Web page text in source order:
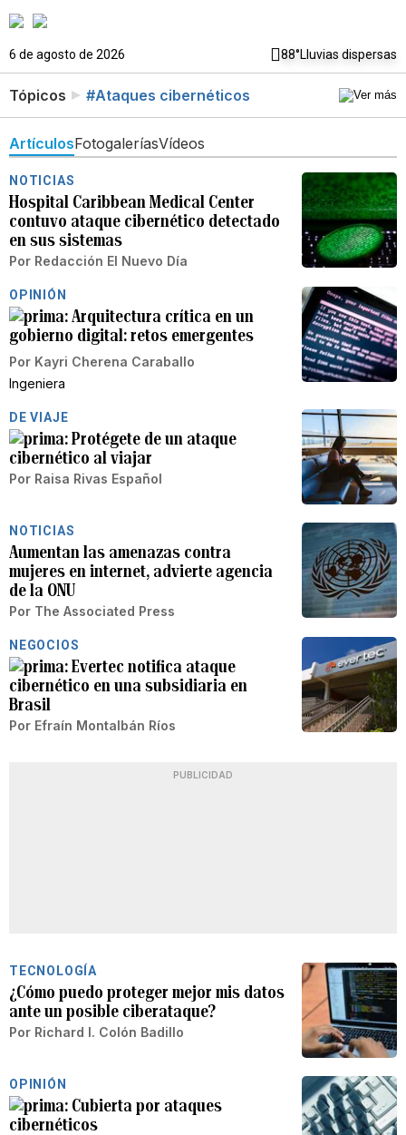
6 de agosto de 2026 88°Lluvias dispersas
Tópicos #Ataques cibernéticos
ArtículosFotogaleríasVídeos
NOTICIAS
Hospital Caribbean Medical Center
contuvo ataque cibernético detectado
en sus sistemas
Por Redacción El Nuevo Día
OPINIÓN
Arquitectura crítica en un
gobierno digital: retos emergentes
Por Kayri Cherena Caraballo
Ingeniera
DE VIAJE
Protégete de un ataque
cibernético al viajar
Por Raisa Rivas Español
NOTICIAS
Aumentan las amenazas contra
mujeres en internet, advierte agencia
de la ONU
Por The Associated Press
NEGOCIOS
Evertec notifica ataque
cibernético en una subsidiaria en
Brasil
Por Efraín Montalbán Ríos
PUBLICIDAD
TECNOLOGÍA
¿Cómo puedo proteger mejor mis datos
ante un posible ciberataque?
Por Richard I. Colón Badillo
OPINIÓN
Cubierta por ataques
cibernéticos